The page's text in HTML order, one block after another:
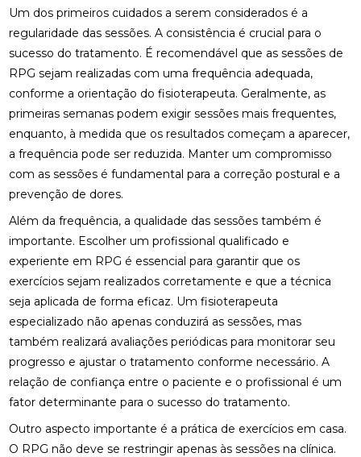
Um dos primeiros cuidados a serem considerados é a
regularidade das sessões. A consistência é crucial para o
sucesso do tratamento. É recomendável que as sessões de
RPG sejam realizadas com uma frequência adequada,
conforme a orientação do fisioterapeuta. Geralmente, as
primeiras semanas podem exigir sessões mais frequentes,
enquanto, à medida que os resultados começam a aparecer,
a frequência pode ser reduzida. Manter um compromisso
com as sessões é fundamental para a correção postural e a
prevenção de dores.
Além da frequência, a qualidade das sessões também é
importante. Escolher um profissional qualificado e
experiente em RPG é essencial para garantir que os
exercícios sejam realizados corretamente e que a técnica
seja aplicada de forma eficaz. Um fisioterapeuta
especializado não apenas conduzirá as sessões, mas
também realizará avaliações periódicas para monitorar seu
progresso e ajustar o tratamento conforme necessário. A
relação de confiança entre o paciente e o profissional é um
fator determinante para o sucesso do tratamento.
Outro aspecto importante é a prática de exercícios em casa.
O RPG não deve se restringir apenas às sessões na clínica.
TRATAMENTOS
FISIOTERAPIA PARA LABIRINTO: COMO O
TRATAMENTO PODE MELHORAR O EQUILÍBRIO E
BEM-ESTAR
FISIOTERAPIA PARA LABIRINTO: COMO O
TRATAMENTO PODE MELHORAR SEU EQUILÍBRIO E
BEM-ESTAR
FISIOTERAPIA PARA LABIRINTO: COMO TRATAR E
PREVENIR DISTÚRBIOS VESTIBULARES
FISIOTERAPIA PARA LABIRINTO: COMO TRATAR E
PREVENIR DISTÚRBIOS VESTIBULARES
FISIOTERAPIA PARA LABIRINTO: SAIBA COMO O
TRATAMENTO PODE MELHORAR O EQUILÍBRIO E
BEM-ESTAR
FISIOTERAPIA PARA LABIRINTO: TRATAMENTO
FISIOTERAPIA PARA REABILITAÇÃO DO LABIRINTO
FISIOTERAPIA PARA REABILITAÇÃO DO LABIRINTO
E SEUS BENEFÍCIOS